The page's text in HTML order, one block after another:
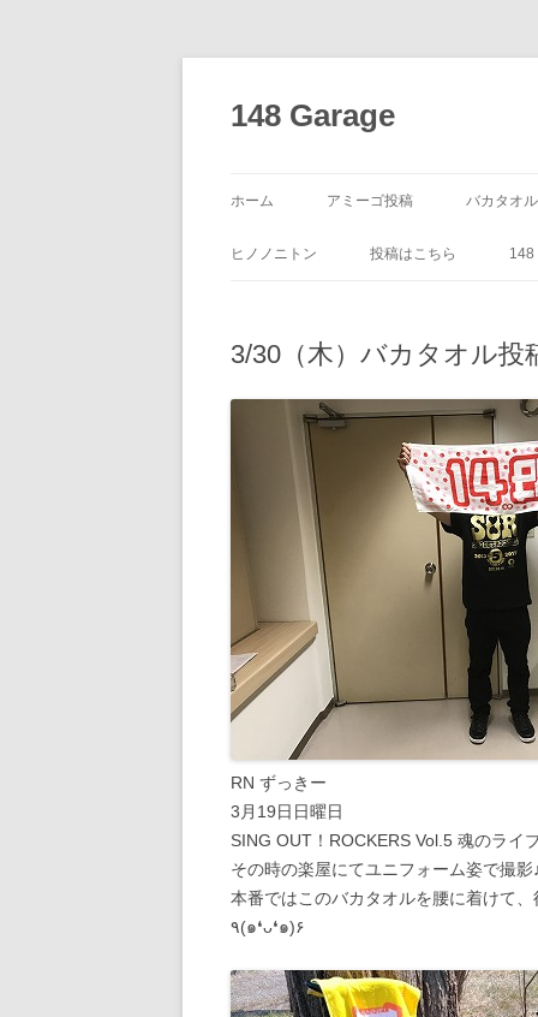
ン
ツ
ッ
148 Garage
ホーム アミーゴ投稿 バカタオ
ヒノノニトン 投稿はこちら
3/30（木）バカタオル投
RN ずっきー
3月19日日曜日
SING OUT！ROCKERS Vol.5 魂のライ
その時の楽屋にてユニフォーム姿で撮影
本番ではこのバカタオルを腰に着けて
٩(๑❛ᴗ❛๑)۶